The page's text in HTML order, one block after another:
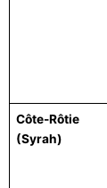
Côte-Rôtie
(Syrah)